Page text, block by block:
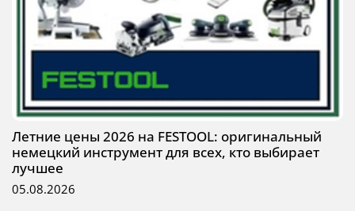
Летние цены 2026 на FESTOOL: оригинальный
немецкий инструмент для всех, кто выбирает
лучшее
05.08.2026